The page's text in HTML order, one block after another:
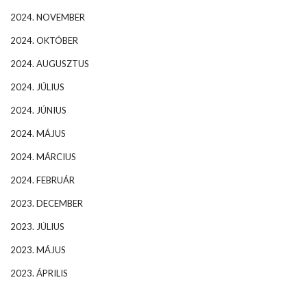
2024. NOVEMBER
2024. OKTÓBER
2024. AUGUSZTUS
2024. JÚLIUS
2024. JÚNIUS
2024. MÁJUS
2024. MÁRCIUS
2024. FEBRUÁR
2023. DECEMBER
2023. JÚLIUS
2023. MÁJUS
2023. ÁPRILIS